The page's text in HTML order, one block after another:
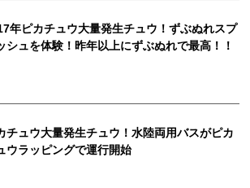
年ピカチュウ大量発生チュウ！ずぶぬれスプ
シュを体験！昨年以上にずぶぬれで最高！！
チュウ大量発生チュウ！水陸両用バスがピカ
ウラッピングで運行開始